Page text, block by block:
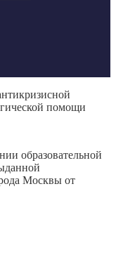
помощи
образовательной
Москвы от